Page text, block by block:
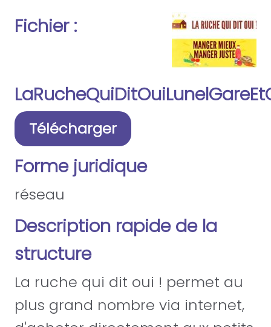
Fichier :
Télécharger
Forme juridique
réseau
Description rapide de la
structure
La ruche qui dit oui ! permet au
plus grand nombre via internet,